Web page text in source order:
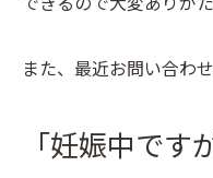
また、最近お問い合わ
「妊娠中です